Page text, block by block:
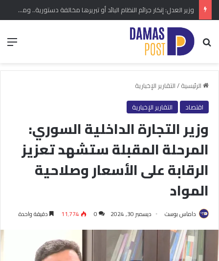
وزير العدل: إنكار جرائم النظام البائد أو تبريرها مخالفة دستورية.. ومشروع قانون خاص إلى مجلس الشعب
بحث عن
الرئيسية/التقارير الإخبارية
اقتصاد
التقارير الإخبارية
وزير التجارة الداخلية السوري:
المرحلة المقبلة ستشهد تعزيز
الرقابة على الأسعار وصلاحية
المواد
داماس بوست ديسمبر 30, 2024 0 11٬774 دقيقة واحدة